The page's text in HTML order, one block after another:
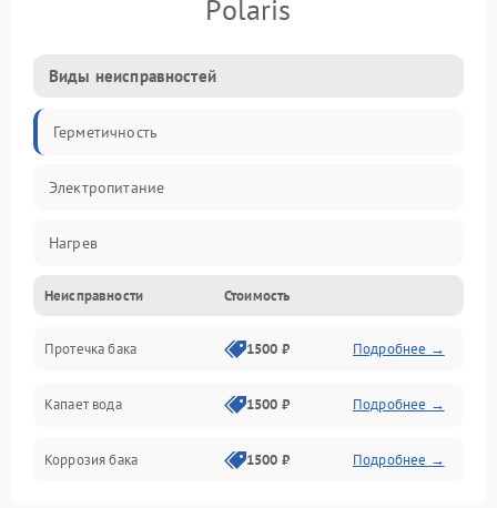
Polaris
Виды неисправностей
Герметичность
Электропитание
Нагрев
Датчики
Механика
Неисправности Стоимость
Протечка бака 1500 ₽ Подробнее →
Капает вода 1500 ₽ Подробнее →
Коррозия бака 1500 ₽ Подробнее →